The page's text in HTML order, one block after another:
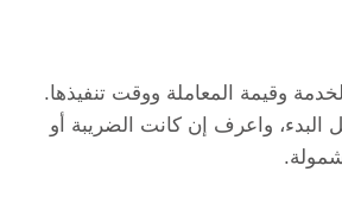
وقيمة المعاملة ووقت تنفيذها.
البدء، واعرف إن كانت الضريبة أو